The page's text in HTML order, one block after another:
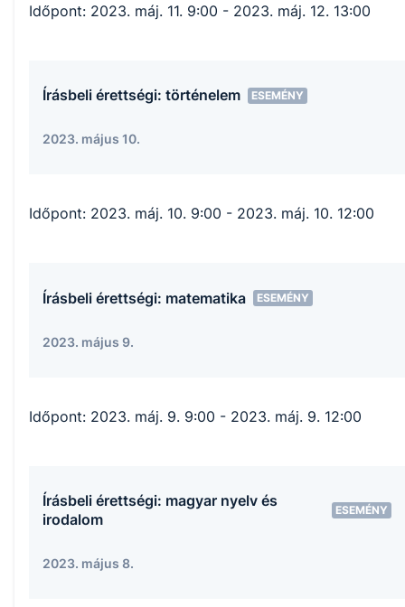
Időpont: 2023. máj. 11. 9:00 - 2023. máj. 12. 13:00
Írásbeli érettségi: történelem ESEMÉNY
2023. május 10.
Időpont: 2023. máj. 10. 9:00 - 2023. máj. 10. 12:00
Írásbeli érettségi: matematika ESEMÉNY
2023. május 9.
Időpont: 2023. máj. 9. 9:00 - 2023. máj. 9. 12:00
Írásbeli érettségi: magyar nyelv és
irodalom
ESEMÉNY
2023. május 8.